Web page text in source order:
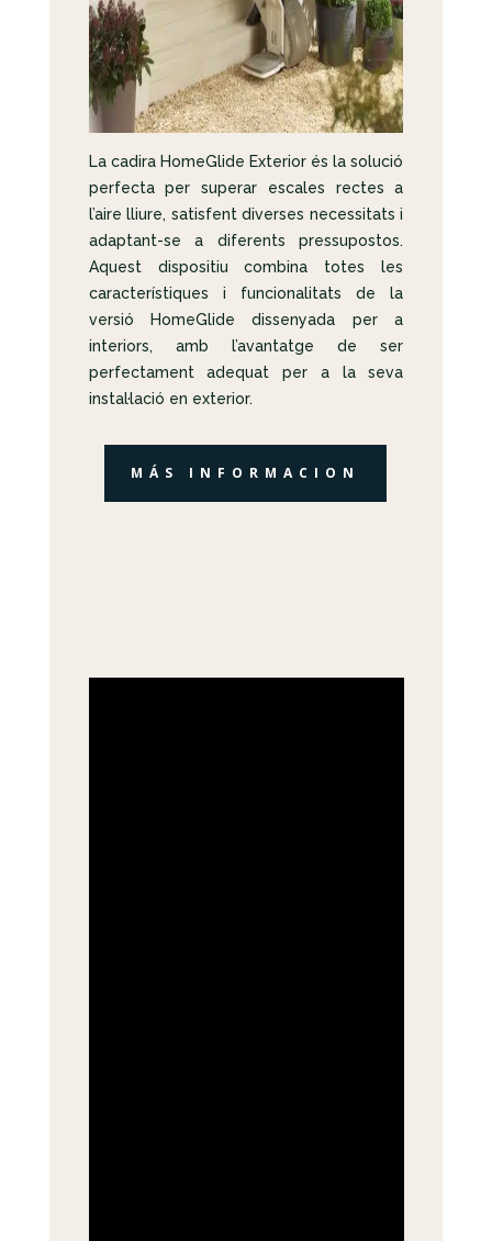
La cadira HomeGlide Exterior és la solució
perfecta per superar escales rectes a
l’aire lliure, satisfent diverses necessitats i
adaptant-se a diferents pressupostos.
Aquest dispositiu combina totes les
característiques i funcionalitats de la
versió HomeGlide dissenyada per a
interiors, amb l’avantatge de ser
perfectament adequat per a la seva
instal·lació en exterior.
MÁS INFORMACION